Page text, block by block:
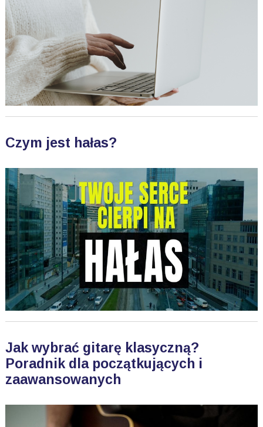
Czym jest hałas?
Jak wybrać gitarę klasyczną?
Poradnik dla początkujących i
zaawansowanych